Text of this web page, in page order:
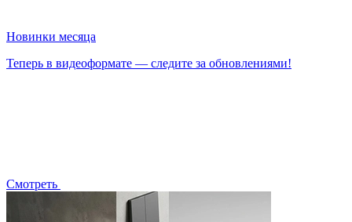
Новинки месяца
Теперь в видеоформате — следите за обновлениями!
Смотреть